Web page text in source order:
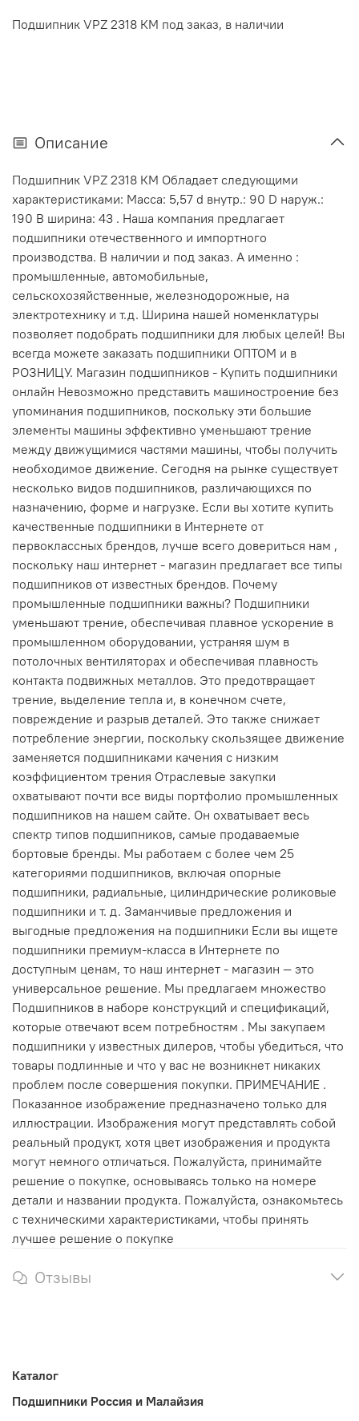
Подшипник VPZ 2318 КМ под заказ, в наличии
Описание
Подшипник VPZ 2318 КМ Обладает следующими
характеристиками: Масса: 5,57 d внутр.: 90 D наруж.:
190 В ширина: 43 . Наша компания предлагает
подшипники отечественного и импортного
производства. В наличии и под заказ. А именно :
промышленные, автомобильные,
сельскохозяйственные, железнодорожные, на
электротехнику и т.д. Ширина нашей номенклатуры
позволяет подобрать подшипники для любых целей! Вы
всегда можете заказать подшипники ОПТОМ и в
РОЗНИЦУ. Магазин подшипников - Купить подшипники
онлайн Невозможно представить машиностроение без
упоминания подшипников, поскольку эти большие
элементы машины эффективно уменьшают трение
между движущимися частями машины, чтобы получить
необходимое движение. Сегодня на рынке существует
несколько видов подшипников, различающихся по
назначению, форме и нагрузке. Если вы хотите купить
качественные подшипники в Интернете от
первоклассных брендов, лучше всего довериться нам ,
поскольку наш интернет - магазин предлагает все типы
подшипников от известных брендов. Почему
промышленные подшипники важны? Подшипники
уменьшают трение, обеспечивая плавное ускорение в
промышленном оборудовании, устраняя шум в
потолочных вентиляторах и обеспечивая плавность
контакта подвижных металлов. Это предотвращает
трение, выделение тепла и, в конечном счете,
повреждение и разрыв деталей. Это также снижает
потребление энергии, поскольку скользящее движение
заменяется подшипниками качения с низким
коэффициентом трения Отраслевые закупки
охватывают почти все виды портфолио промышленных
подшипников на нашем сайте. Он охватывает весь
спектр типов подшипников, самые продаваемые
бортовые бренды. Мы работаем с более чем 25
категориями подшипников, включая опорные
подшипники, радиальные, цилиндрические роликовые
подшипники и т. д. Заманчивые предложения и
выгодные предложения на подшипники Если вы ищете
подшипники премиум-класса в Интернете по
доступным ценам, то наш интернет - магазин — это
универсальное решение. Мы предлагаем множество
Подшипников в наборе конструкций и спецификаций,
которые отвечают всем потребностям . Мы закупаем
подшипники у известных дилеров, чтобы убедиться, что
товары подлинные и что у вас не возникнет никаких
проблем после совершения покупки. ПРИМЕЧАНИЕ .
Показанное изображение предназначено только для
иллюстрации. Изображения могут представлять собой
реальный продукт, хотя цвет изображения и продукта
могут немного отличаться. Пожалуйста, принимайте
решение о покупке, основываясь только на номере
детали и названии продукта. Пожалуйста, ознакомьтесь
с техническими характеристиками, чтобы принять
лучшее решение о покупке
Отзывы
Каталог
Подшипники Россия и Малайзия